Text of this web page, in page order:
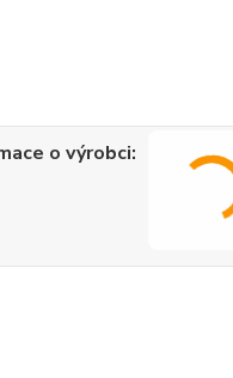
o výrobci